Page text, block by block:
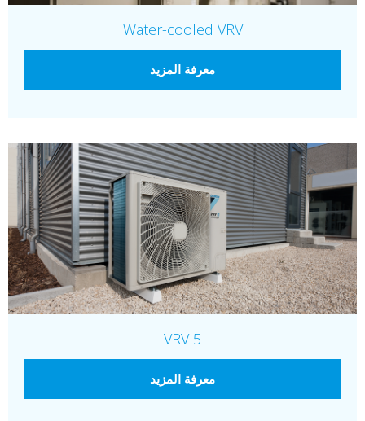
Water-cooled VRV
معرفة المزيد
VRV 5
معرفة المزيد